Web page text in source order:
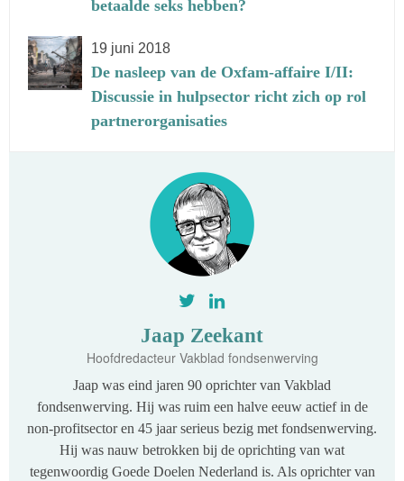
betaalde seks hebben?
19 juni 2018
De nasleep van de Oxfam-affaire I/II:
Discussie in hulpsector richt zich op rol
partnerorganisaties
Jaap Zeekant
Hoofdredacteur Vakblad fondsenwerving
Jaap was eind jaren 90 oprichter van Vakblad
fondsenwerving. Hij was ruim een halve eeuw actief in de
non-profitsector en 45 jaar serieus bezig met fondsenwerving.
Hij was nauw betrokken bij de oprichting van wat
tegenwoordig Goede Doelen Nederland is. Als oprichter van